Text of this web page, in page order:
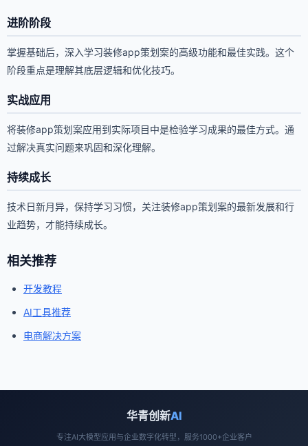
进阶阶段
掌握基础后，深入学习装修app策划案的高级功能和最佳实践。这个
阶段重点是理解其底层逻辑和优化技巧。
实战应用
将装修app策划案应用到实际项目中是检验学习成果的最佳方式。通
过解决真实问题来巩固和深化理解。
持续成长
技术日新月异，保持学习习惯，关注装修app策划案的最新发展和行
业趋势，才能持续成长。
相关推荐
开发教程
AI工具推荐
电商解决方案
华青创新AI
专注AI大模型应用与企业数字化转型，服务1000+企业客户